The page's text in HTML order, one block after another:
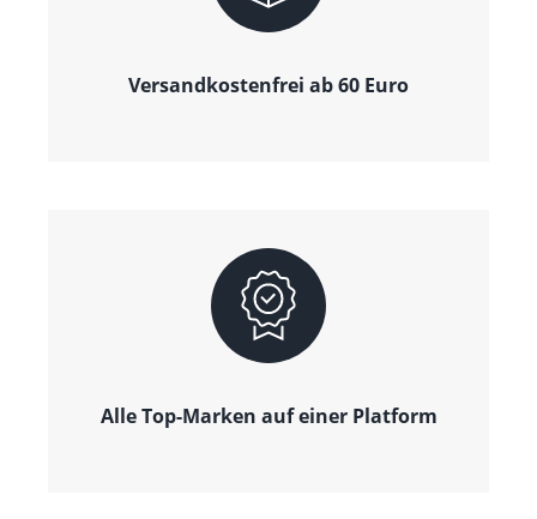
Versandkostenfrei ab 60 Euro
Alle Top-Marken auf einer Platform